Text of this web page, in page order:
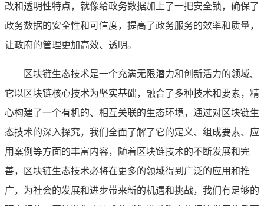
改和透明性特点，就像给政务数据加上了一把安全锁，确保了
政务数据的安全性和可信度，提高了政务服务的效率和质量，
让政府的管理更加高效、透明。
区块链生态技术是一个充满无限潜力和创新活力的领域,
它以区块链核心技术为坚实基础，融合了多种技术和要素，精
心构建了一个有机的、相互关联的生态环境，通过对区块链生
态技术的深入探究，我们全面了解了它的定义、组成要素、应
用案例等方面的丰富内容，随着区块链技术的不断发展和完
善，区块链生态技术必将在更多的领域得到广泛的应用和推
广，为社会的发展和进步带来新的机遇和挑战，我们有足够的